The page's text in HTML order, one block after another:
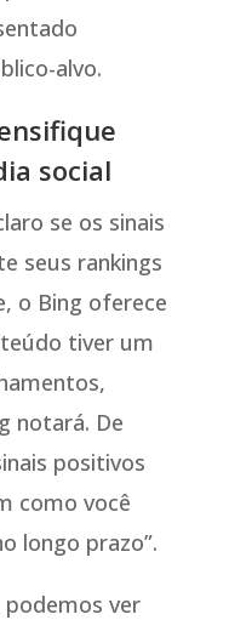
alvo.
social
se os sinais
seus rankings
o Bing oferece
tiver um
notará. De
positivos
como você
longo prazo”.
ver